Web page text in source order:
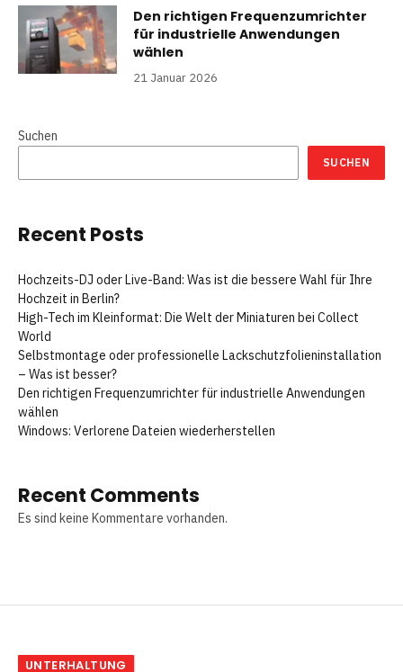
Den richtigen Frequenzumrichter
für industrielle Anwendungen
wählen
21 Januar 2026
Suchen
SUCHEN
Recent Posts
Hochzeits-DJ oder Live-Band: Was ist die bessere Wahl für Ihre
Hochzeit in Berlin?
High-Tech im Kleinformat: Die Welt der Miniaturen bei Collect
World
Selbstmontage oder professionelle Lackschutzfolieninstallation
– Was ist besser?
Den richtigen Frequenzumrichter für industrielle Anwendungen
wählen
Windows: Verlorene Dateien wiederherstellen
Recent Comments
Es sind keine Kommentare vorhanden.
UNTERHALTUNG